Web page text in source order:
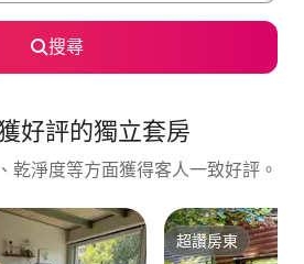
搜尋
好評的獨立套房
乾淨度等方面獲得客人一致好評。
超讚房東
超讚房東